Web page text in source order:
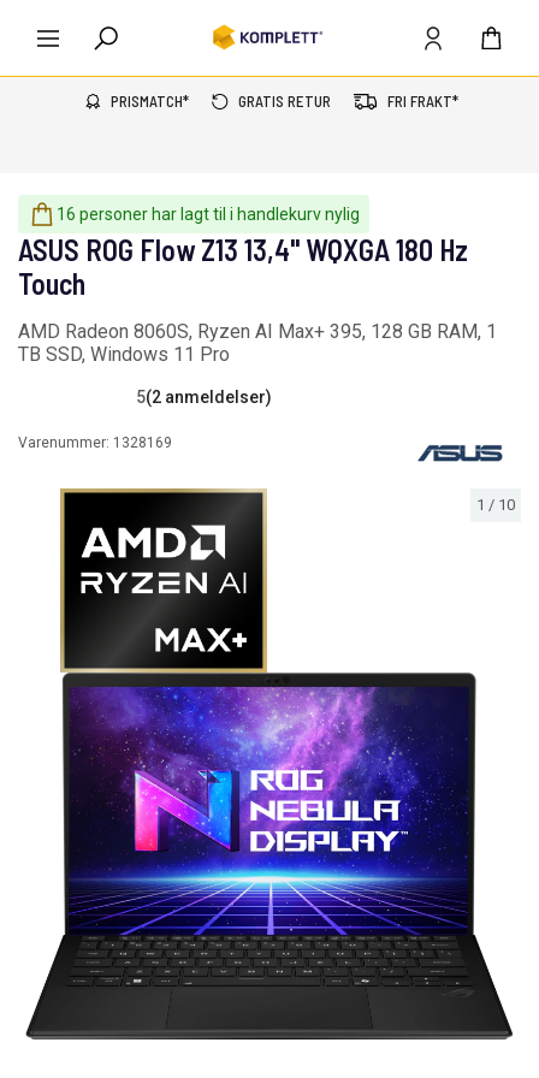
PRISMATCH* GRATIS RETUR FRI FRAKT*
16 personer har lagt til i handlekurv nylig
1 / 10
ASUS ROG Flow Z13 13,4" WQXGA 180 Hz
Touch
AMD Radeon 8060S, Ryzen AI Max+ 395, 128 GB RAM, 1
TB SSD, Windows 11 Pro
5(2 anmeldelser)
Varenummer: 1328169